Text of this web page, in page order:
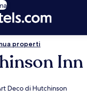
properti
Inn
Deco di Hutchinson